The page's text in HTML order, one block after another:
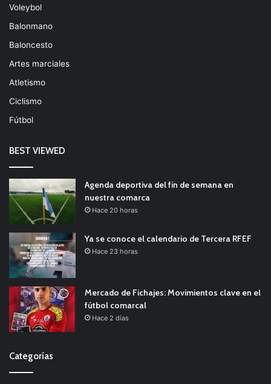
Voleybol
Balonmano
Baloncesto
Artes marciales
Atletismo
Ciclismo
Fútbol
BEST VIEWED
Agenda deportiva del fin de semana en
nuestra comarca
Hace 20 horas
Ya se conoce el calendario de Tercera RFEF
Hace 23 horas
Mercado de Fichajes: Movimientos clave en el
fútbol comarcal
Hace 2 días
Categorías